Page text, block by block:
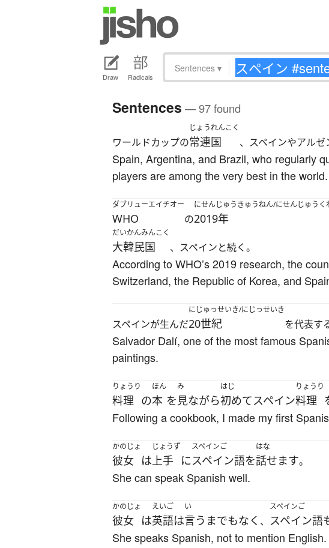
Draw Radicals
Sentences ▾
Sentences — 97 found
ワールドカップの
じょうれんこく
常連国 、スペインやアル
Spain, Argentina, and Brazil, who regularly
players are among the very best in the world.
ダブリューエイチオー
WHO の
にせんじゅうきゅうねん/にせんじゅうく
2019年
だいかんみんこく
大韓民国 、スペインと続く。
According to WHO’s 2019 research, the
Switzerland, the Republic of Korea, and
スペインが生んだ
にじゅっせいき/にじっせいき
20世紀 を代表す
Salvador Dalí, one of the most famous
paintings.
りょうり
料理 の
ほん
本 を
み
見ながら
はじ
初めてスペイン
りょうり
料理
Following a cookbook, I made my first
かのじょ
彼女 は
じょうず
上手 に
スペインご
スペイン語を
はな
話せます。
She can speak Spanish well.
かのじょ
彼女 は
えいご
英語は
い
言うまでもなく 、
スペインご
スペイン語
She speaks Spanish, not to mention English.